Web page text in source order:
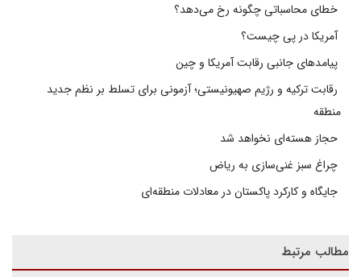
خطای محاسباتی چگونه رخ می‌دهد؟
آمریکا در پی چیست؟
پیامدهای جانبی رقابت آمریکا و چین
رقابت ترکیه و رژیم صهیونیستی؛ آزمونی برای تسلط بر نظم جدید
منطقه
حجاز هسته‌ای نخواهد شد
چراغ سبز غنی‌سازی به ریاض
جایگاه و کارکرد پاکستان در معادلات منطقه‌ای
مطالب مرتبط